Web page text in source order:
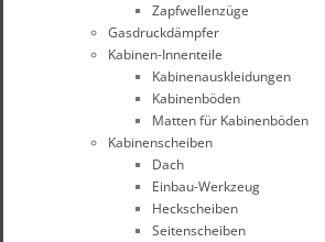
Zapfwellenzüge
Gasdruckdämpfer
Kabinen-Innenteile
Kabinenauskleidungen
Kabinenböden
Matten für Kabinenböden
Kabinenscheiben
Dach
Einbau-Werkzeug
Heckscheiben
Seitenscheiben